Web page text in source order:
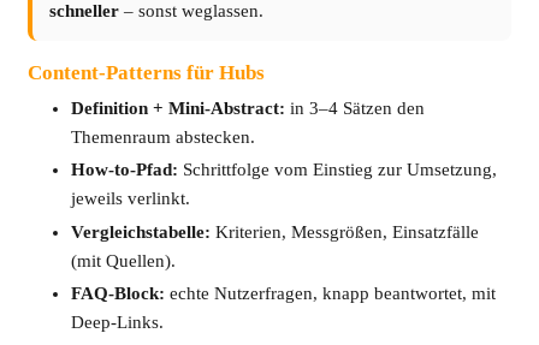
schneller – sonst weglassen.
Content-Patterns für Hubs
Definition + Mini-Abstract: in 3–4 Sätzen den
Themenraum abstecken.
How-to-Pfad: Schrittfolge vom Einstieg zur Umsetzung,
jeweils verlinkt.
Vergleichstabelle: Kriterien, Messgrößen, Einsatzfälle
(mit Quellen).
FAQ-Block: echte Nutzerfragen, knapp beantwortet, mit
Deep-Links.